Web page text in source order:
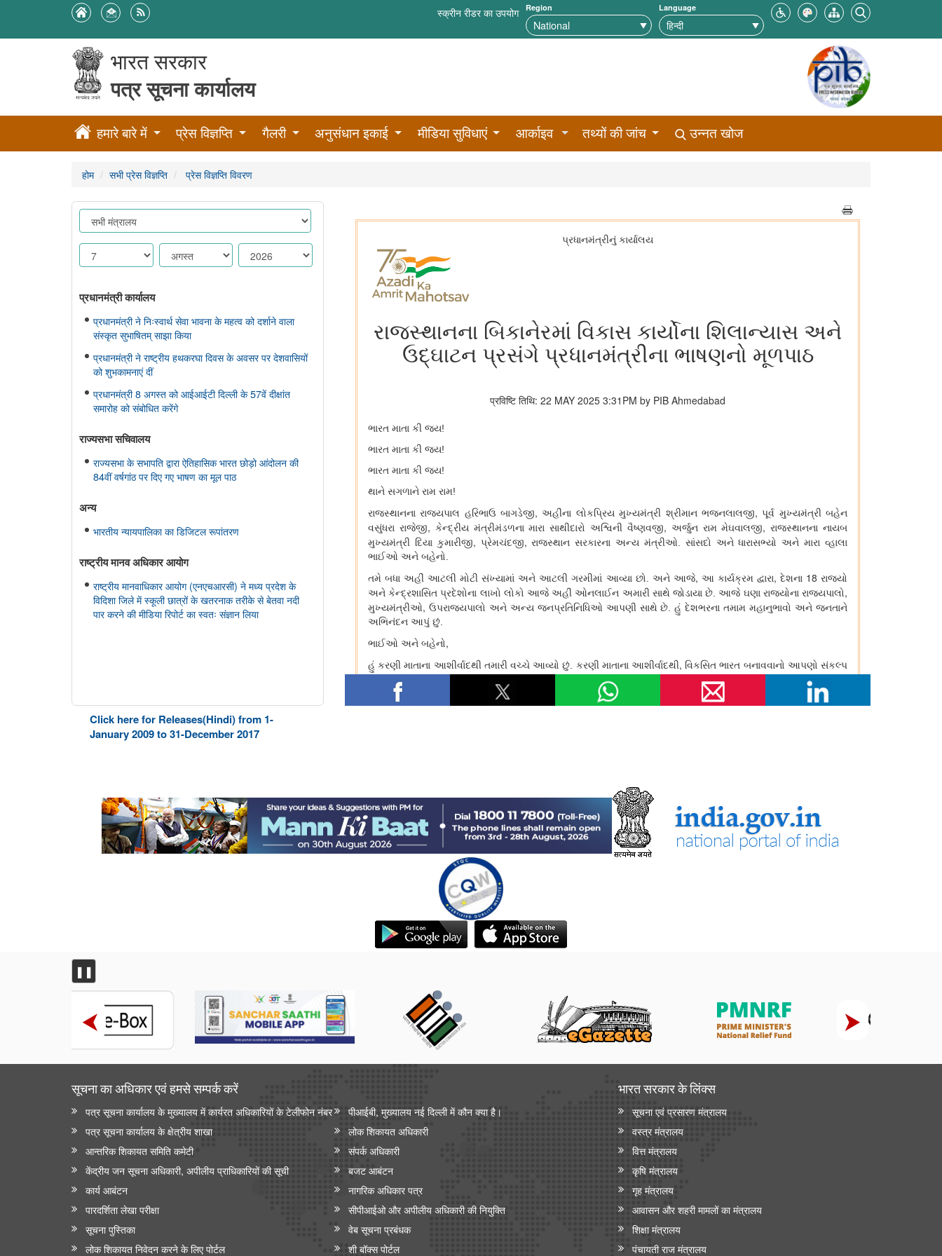
स्क्रीन रीडर का उपयोग Region Language
भारत सरकार
पत्र सूचना कार्यालय
हमारे बारे में प्रेस विज्ञप्ति गैलरी अनुसंधान इकाई मीडिया सुविधाएं आर्काइव तथ्यों की जांच उन्नत खोज
होम सभी प्रेस विज्ञप्ति प्रेस विज्ञप्ति विवरण
प्रधानमंत्री कार्यालय
प्रधानमंत्री ने निःस्वार्थ सेवा भावना के महत्व को दर्शाने वाला
संस्कृत सुभाषितम् साझा किया
प्रधानमंत्री ने राष्ट्रीय हथकरघा दिवस के अवसर पर देशवासियों
को शुभकामनाएं दीं
प्रधानमंत्री 8 अगस्त को आईआईटी दिल्ली के 57वें दीक्षांत
समारोह को संबोधित करेंगे
राज्यसभा सचिवालय
राज्यसभा के सभापति द्वारा ऐतिहासिक भारत छोड़ो आंदोलन की
84वीं वर्षगांठ पर दिए गए भाषण का मूल पाठ
अन्य
भारतीय न्यायपालिका का डिजिटल रूपांतरण
राष्ट्रीय मानव अधिकार आयोग
राष्ट्रीय मानवाधिकार आयोग (एनएचआरसी) ने मध्य प्रदेश के
विदिशा जिले में स्कूली छात्रों के खतरनाक तरीके से बेतवा नदी
पार करने की मीडिया रिपोर्ट का स्वतः संज्ञान लिया
Click here for Releases(Hindi) from 1-
January 2009 to 31-December 2017
❚❚
सूचना का अधिकार एवं हमसे सम्‍पर्क करें
पत्र सूचना कार्यालय के मुख्यालय में कार्यरत अधिकारियों के टेलीफोन नंबर
पीआईबी, मुख्यालय नई दिल्ली में कौन क्या है।
पत्र सूचना कार्यालय के क्षेत्रीय शाखा
लोक शिकायत अधिकारी
आन्‍तरिक शिकायत समिति कमेटी
संपर्क अधिकारी
केंद्रीय जन सूचना अधिकारी, अपीलीय प्राधिकारियों की सूची
बजट आबंटन
कार्य आबंटन
नागरिक अधिकार पत्र
पारदर्शिता लेखा परीक्षा
सीपीआईओ और अपी‍लीय अधिकारी की नियुक्ति
सूचना पुस्तिका
वेब सूचना प्रबंधक
लोक शिकायत निवेदन करने के लिए पोर्टल
शी बॉक्स पोर्टल
भारत सरकार के लिंक्‍स
सूचना एवं प्रसारण मंत्रालय
वस्त्र मंत्रालय
वित्त मंत्रालय
कृषि मंत्रालय
गृह मंत्रालय
आवासन और शहरी मामलों का मंत्रालय
शिक्षा मंत्रालय
पंचायती राज मंत्रालय